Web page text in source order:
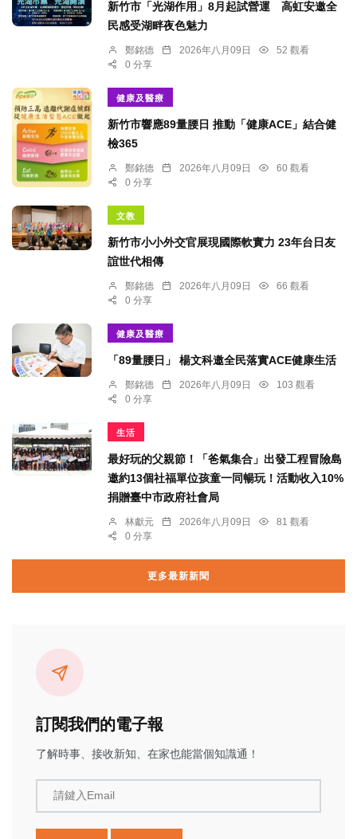
新竹市「光湖作用」8月起試營運 高虹安邀全
民感受湖畔夜色魅力
鄭銘德 2026年八月09日
52 觀看
0 分享
健康及醫療
新竹市響應89量腰日 推動「健康ACE」結合健
檢365
鄭銘德 2026年八月09日
60 觀看
0 分享
文教
新竹市小小外交官展現國際軟實力 23年台日友
誼世代相傳
鄭銘德 2026年八月09日
66 觀看
0 分享
健康及醫療
「89量腰日」 楊文科邀全民落實ACE健康生活
鄭銘德 2026年八月09日
103 觀看
0 分享
生活
最好玩的父親節！「爸氣集合」出發工程冒險島
邀約13個社福單位孩童一同暢玩！活動收入10%
捐贈臺中市政府社會局
林獻元 2026年八月09日
81 觀看
0 分享
更多最新新聞
訂閱我們的電子報
了解時事、接收新知、在家也能當個知識通！
請鍵入Email